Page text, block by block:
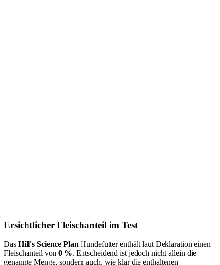
Ersichtlicher Fleischanteil im Test
Das Hill's Science Plan Hundefutter enthält laut Deklaration einen
Fleischanteil von 0 %. Entscheidend ist jedoch nicht allein die
genannte Menge, sondern auch, wie klar die enthaltenen